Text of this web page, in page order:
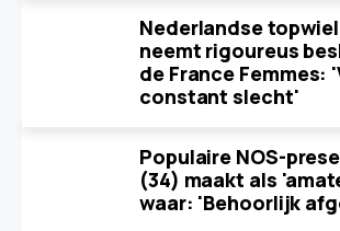
Nederlandse
neemt rigoureus
de France Femmes:
constant slecht'
Populaire NOS-
(34) maakt als
waar: 'Behoorlijk